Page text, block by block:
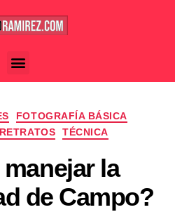
FOTOGRAFÍA BÁSICA
RETRATOS TÉCNICA
la
de Campo?